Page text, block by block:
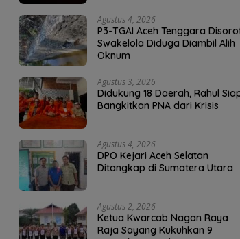
Agustus 4, 2026
P3-TGAI Aceh Tenggara
Swakelola Diduga Diambil Alih
Oknum
Agustus 3, 2026
Didukung 18 Daerah, Rahul
Bangkitkan PNA dari Krisis
Agustus 4, 2026
DPO Kejari Aceh Selatan
Ditangkap di Sumatera Utara
Agustus 2, 2026
Ketua Kwarcab Nagan Raya
Raja Sayang Kukuhkan 9